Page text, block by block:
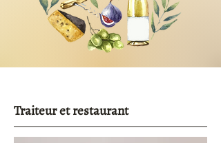
Traiteur et restaurant